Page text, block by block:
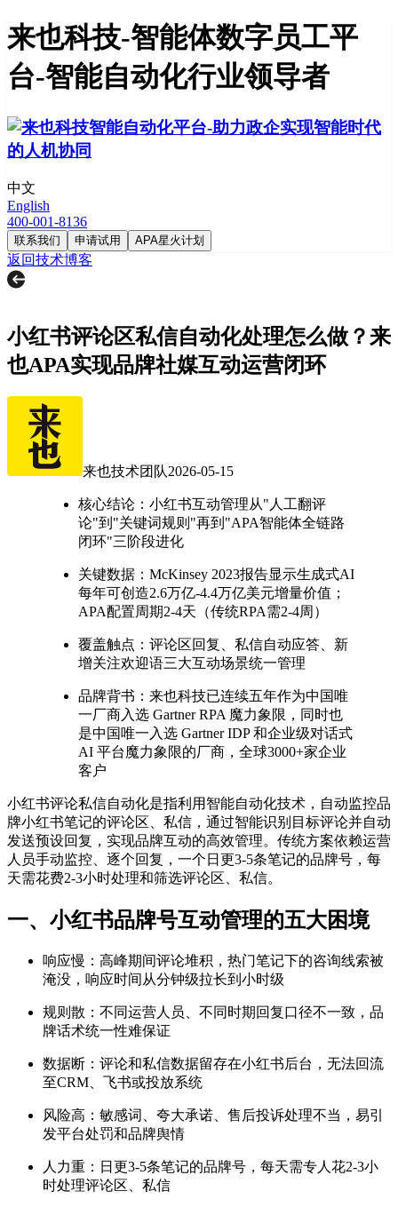
来也科技-智能体数字员工平
台-智能自动化行业领导者
中文
English
400-001-8136
联系我们 申请试用 APA星火计划
返回技术博客
小红书评论区私信自动化处理怎么做？来
也APA实现品牌社媒互动运营闭环
来也技术团队2026-05-15
核心结论：小红书互动管理从"人工翻评
论"到"关键词规则"再到"APA智能体全链路
闭环"三阶段进化
关键数据：McKinsey 2023报告显示生成式AI
每年可创造2.6万亿-4.4万亿美元增量价值；
APA配置周期2-4天（传统RPA需2-4周）
覆盖触点：评论区回复、私信自动应答、新
增关注欢迎语三大互动场景统一管理
品牌背书：来也科技已连续五年作为中国唯
一厂商入选 Gartner RPA 魔力象限，同时也
是中国唯一入选 Gartner IDP 和企业级对话式
AI 平台魔力象限的厂商，全球3000+家企业
客户
小红书评论私信自动化是指利用智能自动化技术，自动监控品
牌小红书笔记的评论区、私信，通过智能识别目标评论并自动
发送预设回复，实现品牌互动的高效管理。传统方案依赖运营
人员手动监控、逐个回复，一个日更3-5条笔记的品牌号，每
天需花费2-3小时处理和筛选评论区、私信。
一、小红书品牌号互动管理的五大困境
响应慢：高峰期间评论堆积，热门笔记下的咨询线索被
淹没，响应时间从分钟级拉长到小时级
规则散：不同运营人员、不同时期回复口径不一致，品
牌话术统一性难保证
数据断：评论和私信数据留存在小红书后台，无法回流
至CRM、飞书或投放系统
风险高：敏感词、夸大承诺、售后投诉处理不当，易引
发平台处罚和品牌舆情
人力重：日更3-5条笔记的品牌号，每天需专人花2-3小
时处理评论区、私信